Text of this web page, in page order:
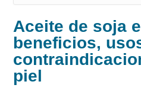
Aceite de soja
beneficios,
piel